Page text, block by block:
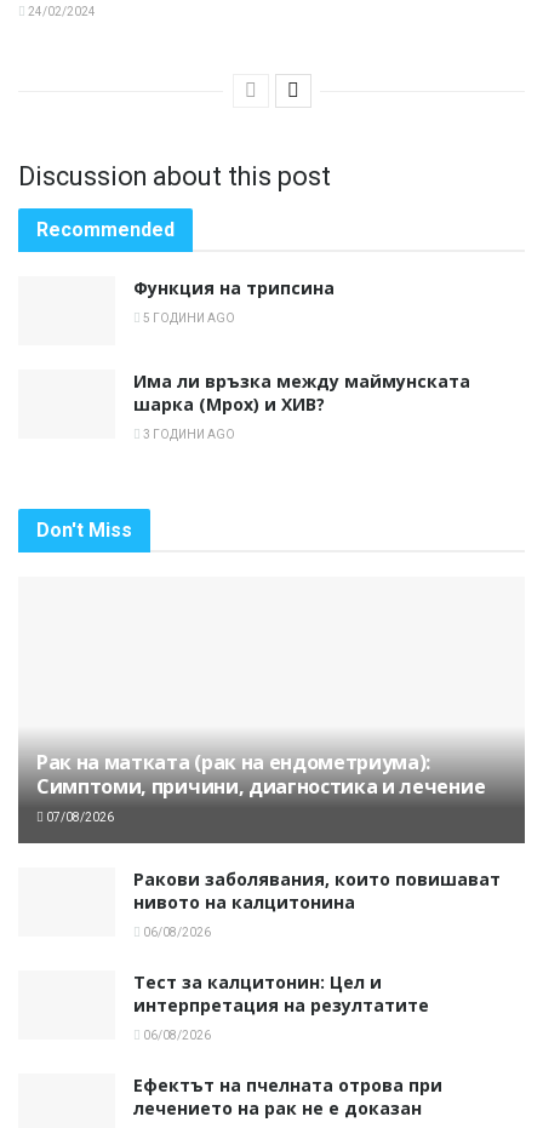
24/02/2024
Discussion about this post
Recommended
Функция на трипсина
5 ГОДИНИ AGO
Има ли връзка между маймунската
шарка (Mpox) и ХИВ?
3 ГОДИНИ AGO
Don't Miss
Рак на матката (рак на ендометриума):
Симптоми, причини, диагностика и лечение
07/08/2026
Ракови заболявания, които повишават
нивото на калцитонина
06/08/2026
Тест за калцитонин: Цел и
интерпретация на резултатите
06/08/2026
Ефектът на пчелната отрова при
лечението на рак не е доказан